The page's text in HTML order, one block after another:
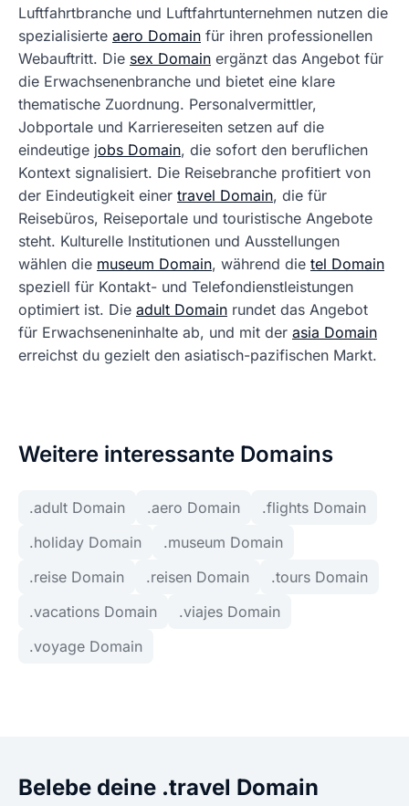
Luftfahrtbranche und Luftfahrtunternehmen nutzen die
spezialisierte aero Domain für ihren professionellen
Webauftritt. Die sex Domain ergänzt das Angebot für
die Erwachsenenbranche und bietet eine klare
thematische Zuordnung. Personalvermittler,
Jobportale und Karriereseiten setzen auf die
eindeutige jobs Domain, die sofort den beruflichen
Kontext signalisiert. Die Reisebranche profitiert von
der Eindeutigkeit einer travel Domain, die für
Reisebüros, Reiseportale und touristische Angebote
steht. Kulturelle Institutionen und Ausstellungen
wählen die museum Domain, während die tel Domain
speziell für Kontakt- und Telefondienstleistungen
optimiert ist. Die adult Domain rundet das Angebot
für Erwachseneninhalte ab, und mit der asia Domain
erreichst du gezielt den asiatisch-pazifischen Markt.
Weitere interessante Domains
.adult Domain .aero Domain
.flights Domain
.holiday Domain
.museum Domain
.reise Domain
.reisen Domain
.tours Domain
.vacations Domain
.viajes Domain
.voyage Domain
Belebe deine .travel Domain